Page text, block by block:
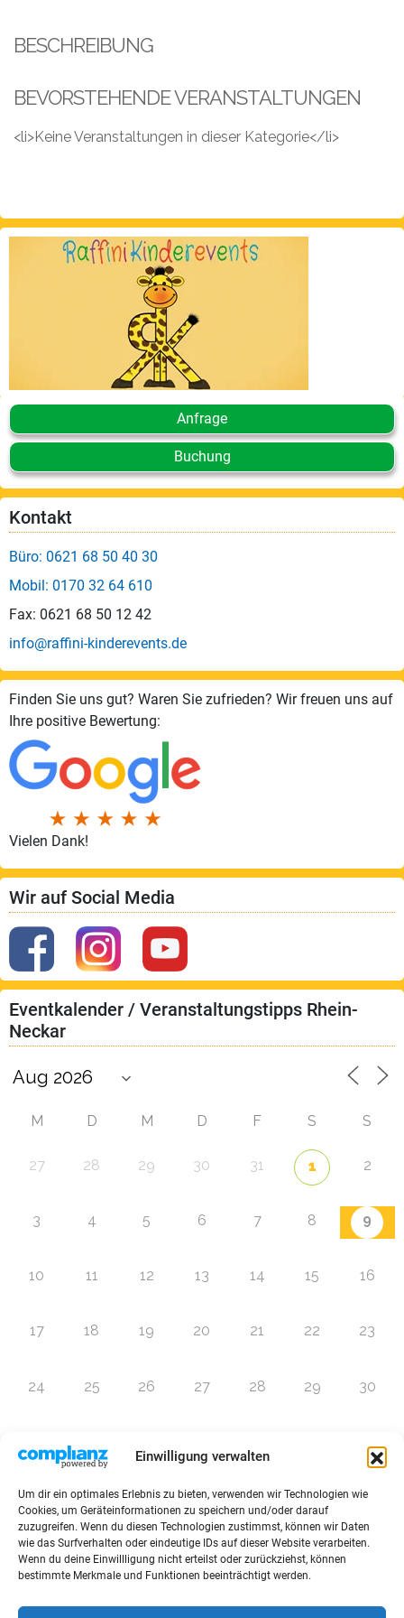
Einwilligung verwalten
Um dir ein optimales Erlebnis zu bieten, verwenden wir Technologien wie
Cookies, um Geräteinformationen zu speichern und/oder darauf
zuzugreifen. Wenn du diesen Technologien zustimmst, können wir Daten
wie das Surfverhalten oder eindeutige IDs auf dieser Website verarbeiten.
Wenn du deine Einwillligung nicht erteilst oder zurückziehst, können
bestimmte Merkmale und Funktionen beeinträchtigt werden.
Über
Fotos,
Events
Referenzen
BESCHREIBUNG
BEVORSTEHENDE VERANSTALTUNGEN
<li>Keine Veranstaltungen in dieser Kategorie</li>
Anfrage
Buchung
Kontakt
Büro: 0621 68 50 40 30
Mobil: 0170 32 64 610
Fax: 0621 68 50 12 42
info@raffini-kinderevents.de
Finden Sie uns gut? Waren Sie zufrieden? Wir freuen uns auf
Ihre positive Bewertung:
Vielen Dank!
Wir auf Social Media
Eventkalender / Veranstaltungstipps Rhein-
Neckar
M D M D F S S
27 28 29 30 31 1 2
3 4 5 6 7 8 9
10 11 12 13 14 15 16
17 18 19 20 21 22 23
24 25 26 27 28 29 30
Zur Eventübersicht